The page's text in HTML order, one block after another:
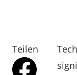
Teilen